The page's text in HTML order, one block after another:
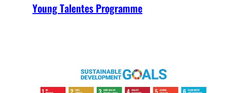
Young Talentes Programme